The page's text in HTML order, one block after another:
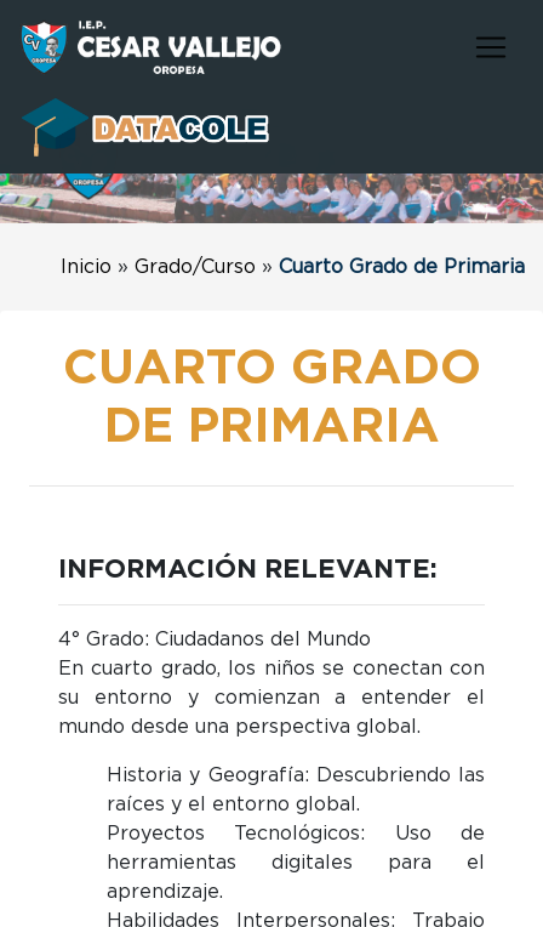
Inicio » Grado/Curso » Cuarto Grado de Primaria
CUARTO GRADO
DE PRIMARIA
INFORMACIÓN RELEVANTE:
4° Grado: Ciudadanos del Mundo
En cuarto grado, los niños se conectan con
su entorno y comienzan a entender el
mundo desde una perspectiva global.
Historia y Geografía: Descubriendo las
raíces y el entorno global.
Proyectos Tecnológicos: Uso de
herramientas digitales para el
aprendizaje.
Habilidades Interpersonales: Trabajo